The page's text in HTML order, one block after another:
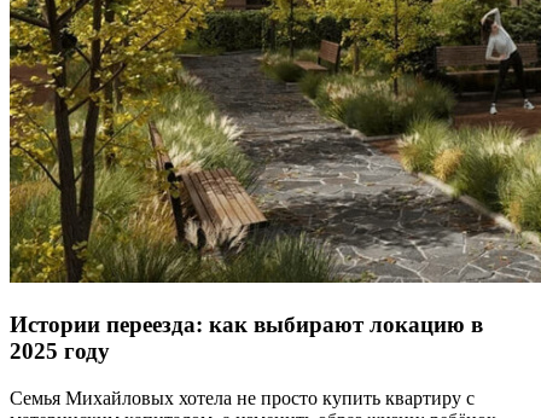
Истории переезда: как выбирают локацию в
2025 году
Семья Михайловых хотела не просто купить квартиру с